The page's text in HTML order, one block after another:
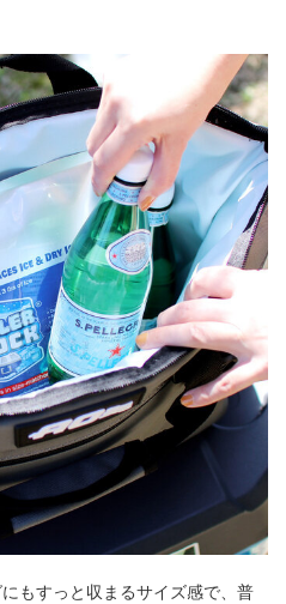
もすっと収まるサイズ感で、普